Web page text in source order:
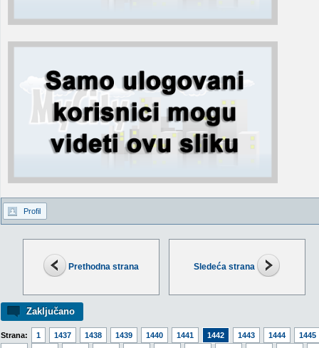
Prethodna strana Sledeća strana
Zaključano
Strana: 1 1437 1438 1439 1440 1441 1442 1443 1444
1445
Profil